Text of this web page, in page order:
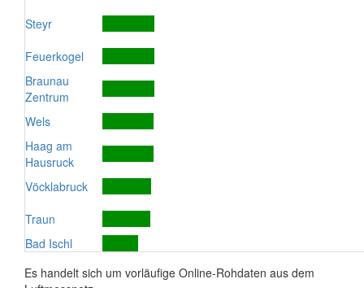
Steyr
Feuerkogel
Braunau
Zentrum
Wels
Haag am
Hausruck
Vöcklabruck
Traun
Bad Ischl
Es handelt sich um vorläufige Online-Rohdaten aus dem